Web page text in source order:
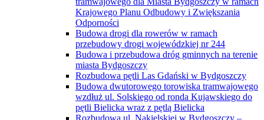
Krajowego Planu Odbudowy i Zwiększania
Odporności
Budowa drogi dla rowerów w ramach
przebudowy drogi wojewódzkiej nr 244
Budowa i przebudowa dróg gminnych na terenie
miasta Bydgoszczy
Rozbudowa pętli Las Gdański w Bydgoszczy
Budowa dwutorowego torowiska tramwajowego
wzdłuż ul. Solskiego od ronda Kujawskiego do
pętli Bielicka wraz z pętlą Bielicka
Rozbudowa ul. Nakielskiej w Bydgoszczy –